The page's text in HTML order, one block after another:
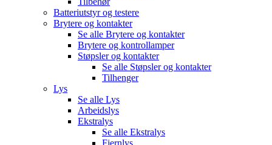
Batteriutstyr og testere
Brytere og kontakter
Se alle Brytere og kontakter
Brytere og kontrollamper
Støpsler og kontakter
Se alle Støpsler og kontakter
Tilhenger
Lys
Se alle Lys
Arbeidslys
Ekstralys
Se alle Ekstralys
Fjernlys